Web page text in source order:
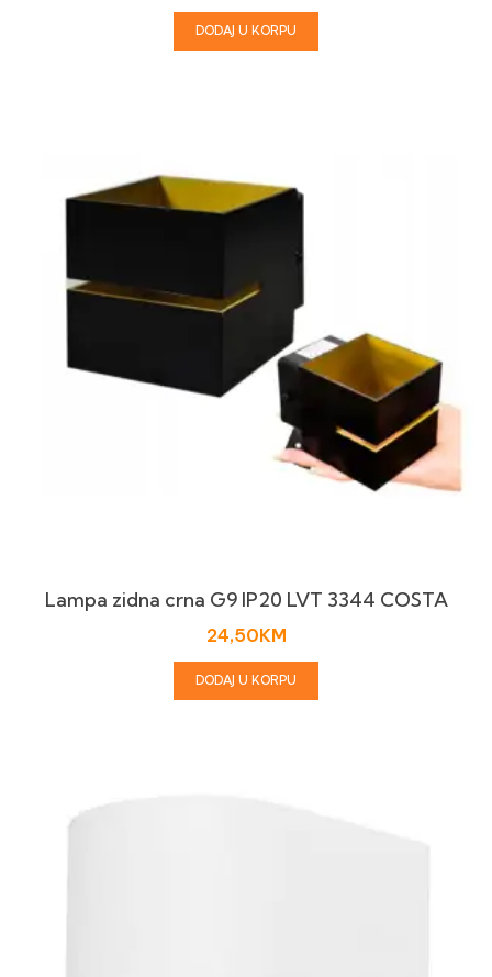
DODAJ U KORPU
Lampa zidna crna G9 IP20 LVT 3344 COSTA
24,50KM
DODAJ U KORPU